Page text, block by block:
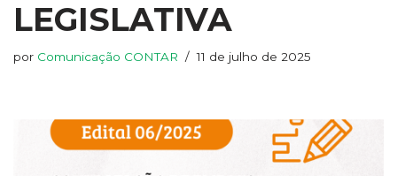
LEGISLATIVA
por Comunicação CONTAR 11 de julho de 2025